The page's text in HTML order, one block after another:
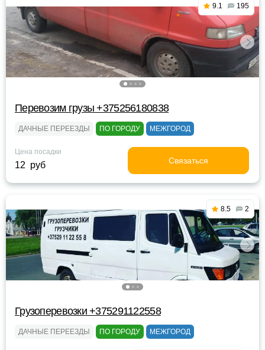
9.1 195
Перевозим грузы +375256180838
ДАЧНЫЕ ПЕРЕЕЗДЫ ПО ГОРОДУ МЕЖГОРОД
Цена посадки
12 руб Связаться
8.5 2
Грузоперевозки +375291122558
ДАЧНЫЕ ПЕРЕЕЗДЫ ПО ГОРОДУ МЕЖГОРОД